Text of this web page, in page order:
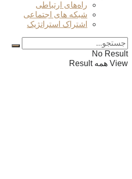
راه‌های ارتباطی
شبکه های اجتماعی
اشتراک استراتژیک
No Result
View همه Result